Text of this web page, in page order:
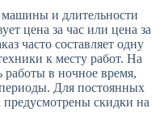
машины и длительности
цена за час или цена за
часто составляет одну
к месту работ. На
работы в ночное время,
Для постоянных
скидки на